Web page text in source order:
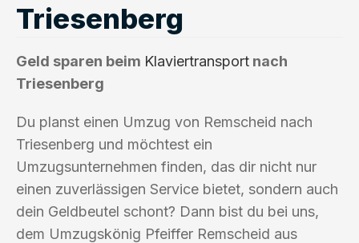
Triesenberg
Geld sparen beim Klaviertransport nach
Triesenberg
Du planst einen Umzug von Remscheid nach
Triesenberg und möchtest ein
Umzugsunternehmen finden, das dir nicht nur
einen zuverlässigen Service bietet, sondern auch
dein Geldbeutel schont? Dann bist du bei uns,
dem Umzugskönig Pfeiffer Remscheid aus